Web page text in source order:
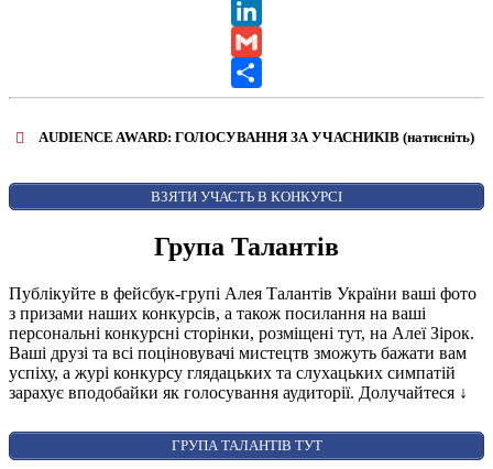
X
LinkedIn
Gmail
Share
AUDIENCE AWARD: ГОЛОСУВАННЯ ЗА УЧАСНИКІВ (натисніть)
AUDIENCE AWARD
ВЗЯТИ УЧАСТЬ В КОНКУРСІ
Група Талантів
Публікуйте в фейсбук-групі Алея Талантів України ваші фото
з призами наших конкурсів, а також посилання на ваші
персональні конкурсні сторінки, розміщені тут, на Алеї Зірок.
Ваші друзі та всі поціновувачі мистецтв зможуть бажати вам
успіху, а журі конкурсу глядацьких та слухацьких симпатій
зарахує вподобайки як голосування аудиторії. Долучайтеся ↓
ГРУПА ТАЛАНТІВ ТУТ